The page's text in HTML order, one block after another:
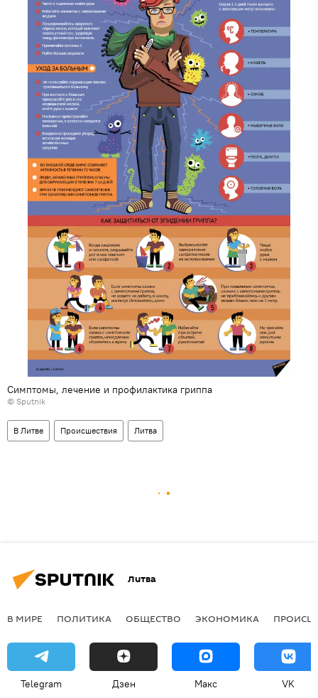
Симптомы, лечение и профилактика гриппа
© Sputnik
В Литве Происшествия Литва
Литва
В МИРЕ ПОЛИТИКА ОБЩЕСТВО ЭКОНОМИКА
Telegram Дзен Макс VK